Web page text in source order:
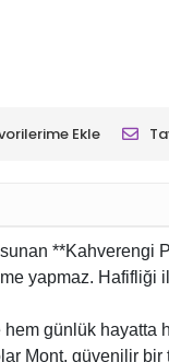
Ekle
sunan
yapmaz.
günlük hayatta
Mont, güvenilir bir